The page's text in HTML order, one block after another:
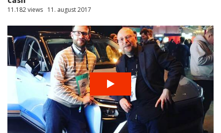
11.182 views 11. august 2017